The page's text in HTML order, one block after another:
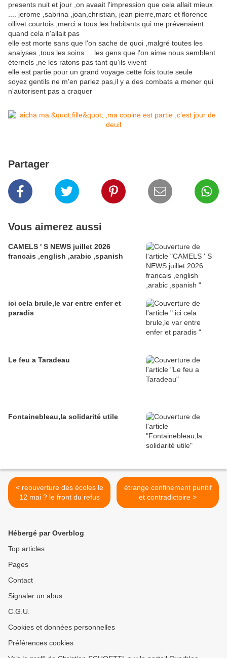
presents nuit et jour ,on avaait l'impression que cela allait mieux
.... jerome ,sabrina ,joan,christian, jean pierre,marc et florence
ollivet courtois ,merci a tous les habitants qui me prévenaient
quand cela n'allait pas
elle est morte sans que l'on sache de quoi ,malgré toutes les
analyses ,tous les soins ... les gens que l'on aime nous semblent
éternels ,ne les ratons pas tant qu'ils vivent
elle est partie pour un grand voyage cette fois toute seule
soyez gentils ne m'en parlez pas,il y a des combats a mener qui
n'autorisent pas a craquer
Partager
Vous aimerez aussi
CAMELS ' S NEWS juillet 2026
francais ,english ,arabic ,spanish
ici cela brule,le var entre enfer et
paradis
Le feu a Taradeau
Fontainebleau,la solidarité utile
< reouverture des écoles le
12 mai ? le front du refus
étrange confinement punitif
et contradictoire >
Hébergé par Overblog
Top articles
Pages
Contact
Signaler un abus
C.G.U.
Cookies et données personnelles
Préférences cookies